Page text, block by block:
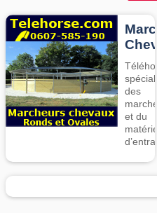
des
et du
matériel